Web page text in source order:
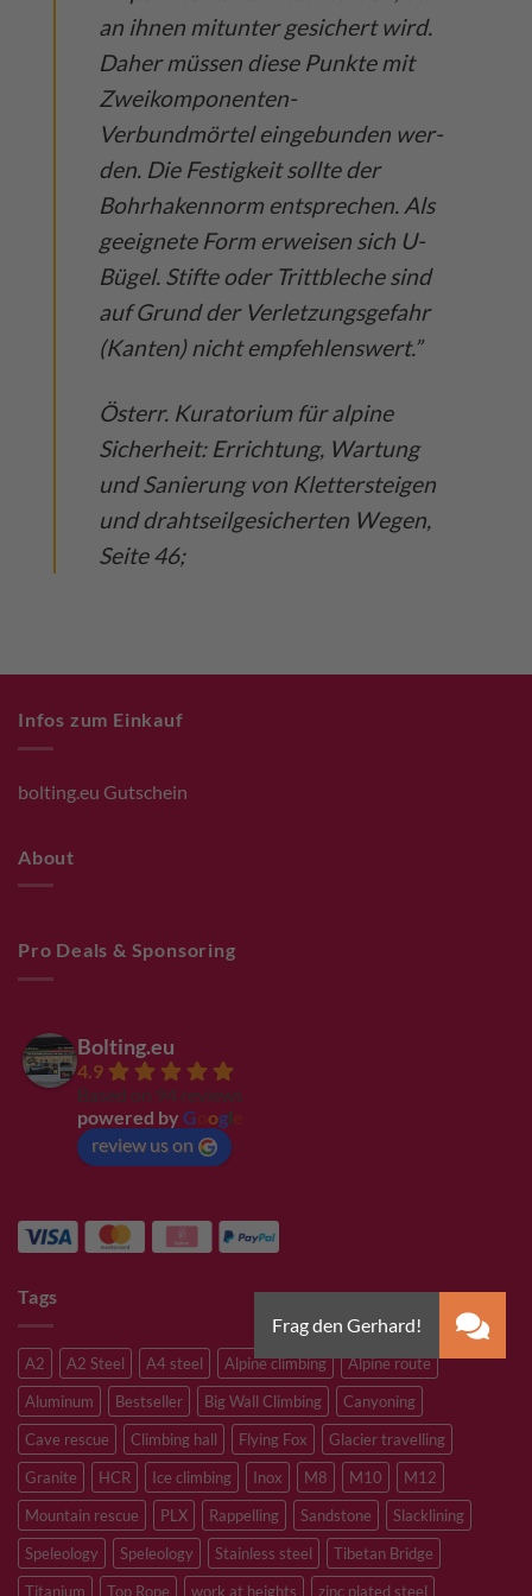
an ihnen mitunter gesichert wird.
Daher müssen diese Punkte mit
Zweikomponenten-
Verbundmörtel eingebunden wer-
den. Die Festigkeit sollte der
Bohrhakennorm entsprechen. Als
geeignete Form erweisen sich U-
Bügel. Stifte oder Trittbleche sind
auf Grund der Verletzungsgefahr
(Kanten) nicht empfehlenswert.”
Österr. Kuratorium für alpine
Sicherheit: Errichtung, Wartung
und Sanierung von Klettersteigen
und drahtseilgesicherten Wegen,
Seite 46;
Infos zum Einkauf
bolting.eu Gutschein
About
Pro Deals & Sponsoring
Bolting.eu
4.9
Based on 94 reviews
powered by G ogl
review us on
Tags
A2 A2 Steel A4 steel Alpine climbing
Alpine route
Aluminum
Bestseller Big Wall Climbing
Canyoning
Cave rescue
Climbing hall Flying Fox
Glacier travelling
Granite
HCR Ice climbing Inox M8 M10
M12
Mountain rescue
PLX Rappelling Sandstone
Slacklining
Speleology
Speleology Stainless steel
Tibetan Bridge
Titanium
Top Rope work at heights zinc plated steel